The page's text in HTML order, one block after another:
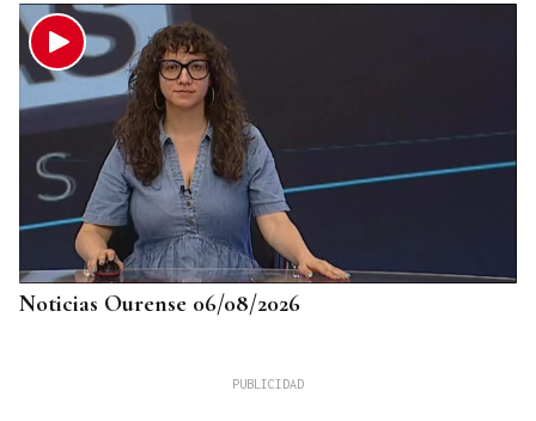
Noticias Ourense 06/08/2026